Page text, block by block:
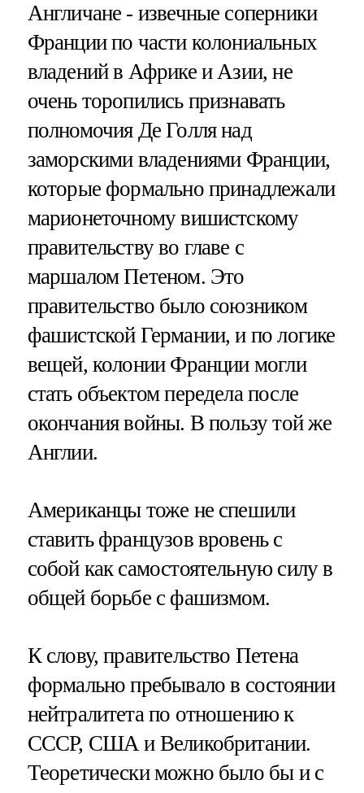
Англичане - извечные соперники
Франции по части колониальных
владений в Африке и Азии, не
очень торопились признавать
полномочия Де Голля над
заморскими владениями Франции,
которые формально принадлежали
марионеточному вишистскому
правительству во главе с
маршалом Петеном. Это
правительство было союзником
фашистской Германии, и по логике
вещей, колонии Франции могли
стать объектом передела после
окончания войны. В пользу той же
Англии.
Американцы тоже не спешили
ставить французов вровень с
собой как самостоятельную силу в
общей борьбе с фашизмом.
К слову, правительство Петена
формально пребывало в состоянии
нейтралитета по отношению к
СССР, США и Великобритании.
Теоретически можно было бы и с